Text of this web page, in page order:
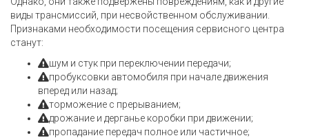
виды трансмиссий, при несвойственном обслуживании.
Признаками необходимости посещения сервисного центра
станут:
шум и стук при переключении передачи;
пробуксовки автомобиля при начале движения
вперед или назад;
торможение с прерыванием;
дрожание и дерганье коробки при движении;
пропадание передач полное или частичное;